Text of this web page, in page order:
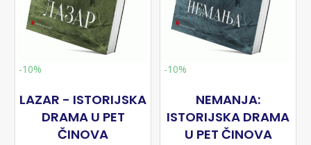
-10%
LAZAR - ISTORIJSKA
DRAMA U PET
ČINOVA
-10%
NEMANJA:
ISTORIJSKA DRAMA
U PET ČINOVA